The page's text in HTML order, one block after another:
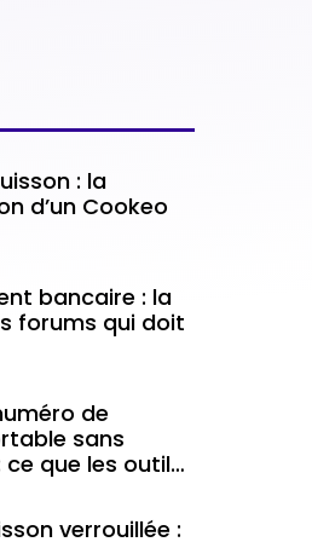
: la
d’un Cookeo
bancaire : la
forums qui doit
de
sans
que les outils
verrouillée :